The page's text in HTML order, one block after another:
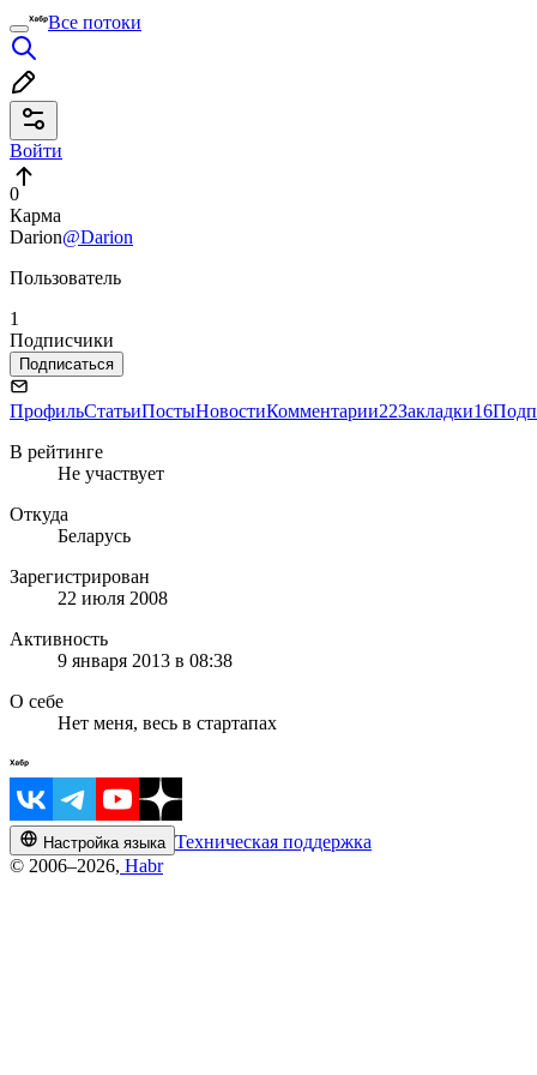
Все потоки
Войти
0
Карма
Darion@Darion
Пользователь
1
Подписчики
Подписаться
ПрофильСтатьиПостыНовостиКомментарии22Закладки16
В рейтинге
Не участвует
Откуда
Беларусь
Зарегистрирован
22 июля 2008
Активность
9 января 2013 в 08:38
О себе
Нет меня, весь в стартапах
Настройка языка Техническая поддержка
© 2006–2026, Habr